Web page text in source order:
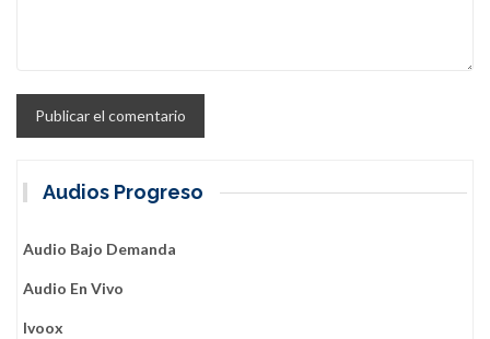
Audios Progreso
Audio Bajo Demanda
Audio En Vivo
Ivoox